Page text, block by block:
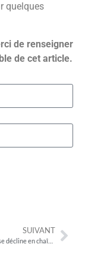
quelques
de renseigner
de cet article.
SUIVANT
Le modèle Vice, se décline en chaînes de télévision et vise l’Europe